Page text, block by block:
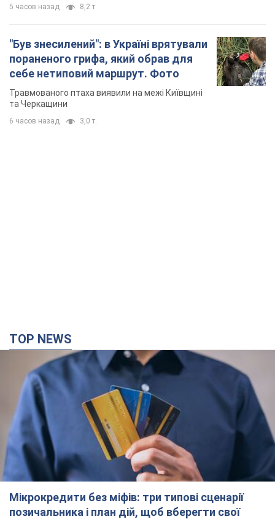
5 часов назад 8,2 т.
"Був знесилений": в Україні врятували
пораненого грифа, який обрав для
себе нетиповий маршрут. Фото
Травмованого птаха виявили на межі Київщині
та Черкащини
6 часов назад 3,0 т.
TOP NEWS
Мікрокредити без міфів: три типові сценарії
позичальника і план дій, щоб вберегти свої